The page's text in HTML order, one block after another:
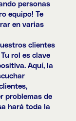
personas
equipo! Te
en varias
clientes
rol es clave
Aquí, la
problemas de
hará toda la